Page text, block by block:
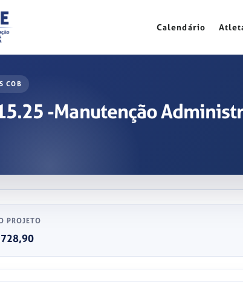
Calendário
COB
-Manutenção
PROJETO